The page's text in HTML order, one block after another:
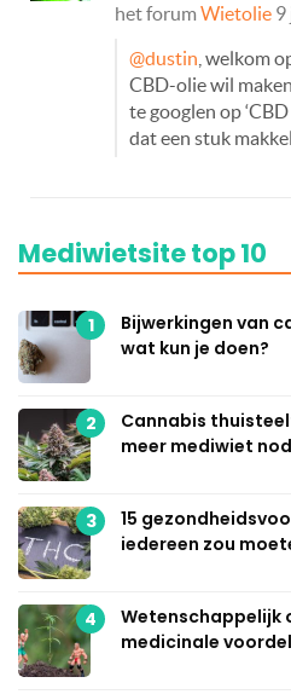
het forum Wietolie 9
@dustin , welkom
CBD-olie wil
te googlen op
dat een stuk
Mediwietsite top 10
1
Bijwerkingen van
wat kun je doen?
2
Cannabis
meer mediwiet
3
15
iedereen zou
4
Wetenschappelijk
medicinale